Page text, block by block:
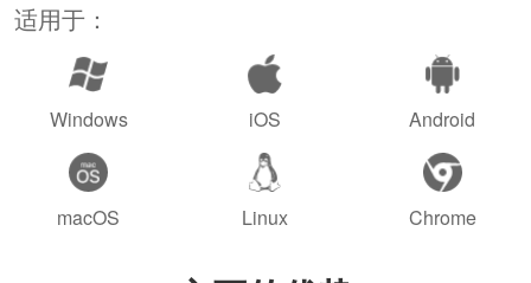
适用于：
Windows iOS Android
macOS Linux Chrome